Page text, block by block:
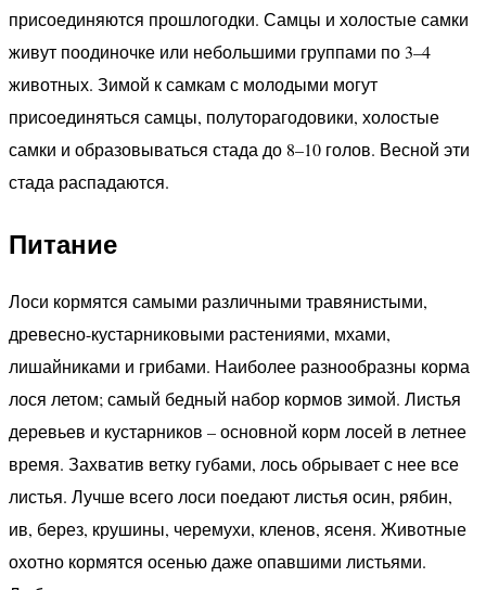
присоединяются прошлогодки. Самцы и холостые самки
живут поодиночке или небольшими группами по 3–4
животных. Зимой к самкам с молодыми могут
присоединяться самцы, полуторагодовики, холостые
самки и образовываться стада до 8–10 голов. Весной эти
стада распадаются.
Питание
Лоси кормятся самыми различными травянистыми,
древесно-кустарниковыми растениями, мхами,
лишайниками и грибами. Наиболее разнообразны корма
лося летом; самый бедный набор кормов зимой. Листья
деревьев и кустарников – основной корм лосей в летнее
время. Захватив ветку губами, лось обрывает с нее все
листья. Лучше всего лоси поедают листья осин, рябин,
ив, берез, крушины, черемухи, кленов, ясеня. Животные
охотно кормятся осенью даже опавшими листьями.